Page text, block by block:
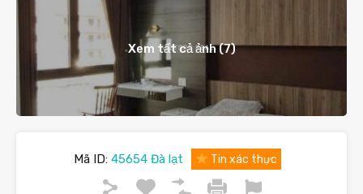
Xem tất cả ảnh (7)
Mã ID: 45654 Đà lạt Tin xác thực